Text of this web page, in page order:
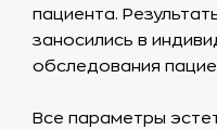
пациента.
заносились в
обследования
Все параметры